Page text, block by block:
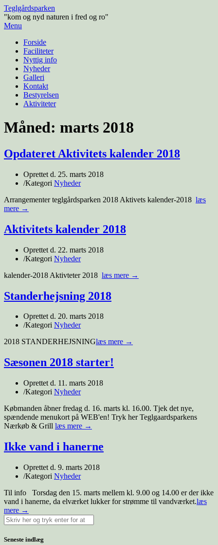
Teglgårdsparken
"kom og nyd naturen i fred og ro"
Menu
Forside
Faciliteter
Nyttig info
Nyheder
Galleri
Kontakt
Bestyrelsen
Aktiviteter
Måned: marts 2018
Opdateret Aktivitets kalender 2018
Oprettet d. 25. marts 2018
/Kategori Nyheder
Arrangementer teglgårdsparken 2018 Aktivets kalender-2018 læs
mere →
Aktivitets kalender 2018
Oprettet d. 22. marts 2018
/Kategori Nyheder
kalender-2018 Aktivteter 2018 læs mere →
Standerhejsning 2018
Oprettet d. 20. marts 2018
/Kategori Nyheder
2018 STANDERHEJSNINGlæs mere →
Sæsonen 2018 starter!
Oprettet d. 11. marts 2018
/Kategori Nyheder
Købmanden åbner fredag d. 16. marts kl. 16.00. Tjek det nye,
spændende menukort på WEB'en! Tryk her Teglgaardsparkens
Nærkøb & Grill læs mere →
Ikke vand i hanerne
Oprettet d. 9. marts 2018
/Kategori Nyheder
Til info Torsdag den 15. marts mellem kl. 9.00 og 14.00 er der ikke
vand i hanerne, da elværket lukker for strømme til vandværket.læs
mere →
Seneste indlæg